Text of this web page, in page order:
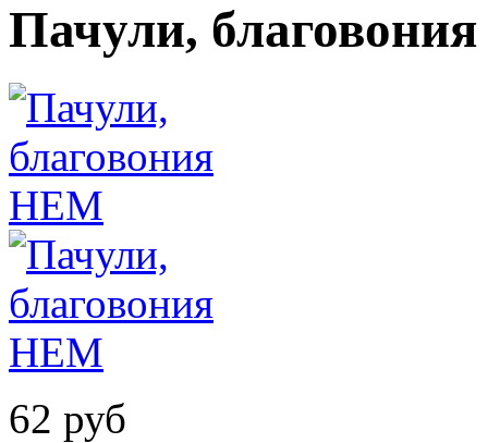
Пачули,
62 руб